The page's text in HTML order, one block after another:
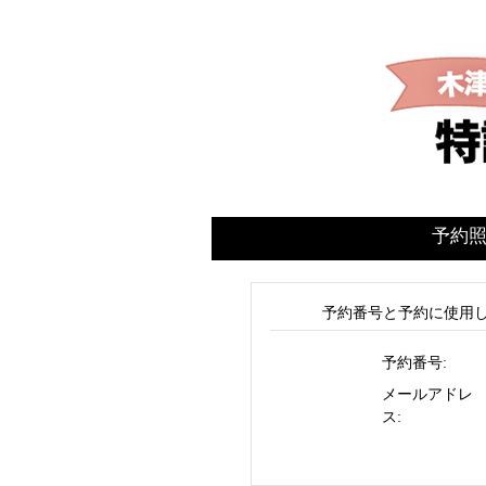
予約
予約番号と予約に使用
予約番号:
メールアドレ
ス: